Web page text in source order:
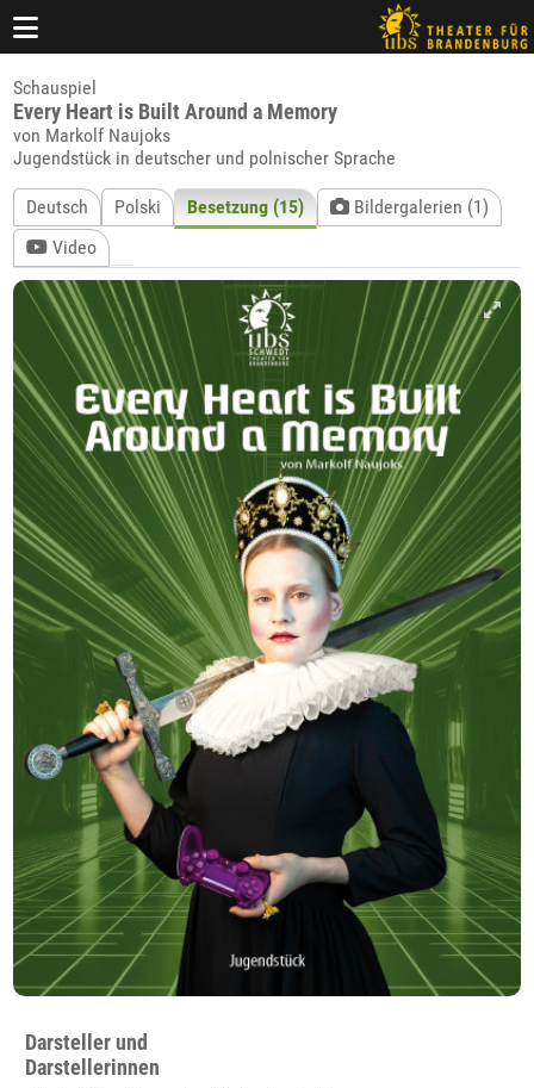
Schauspiel
Every Heart is Built Around a Memory
von Markolf Naujoks
Jugendstück in deutscher und polnischer Sprache
Deutsch Polski Besetzung (15)
Bildergalerien (1)
Video
Darsteller und
Darstellerinnen